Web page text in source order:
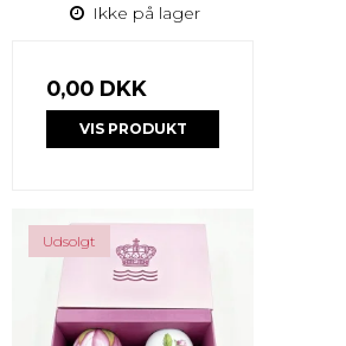
Ikke på lager
0,00 DKK
VIS PRODUKT
Udsolgt